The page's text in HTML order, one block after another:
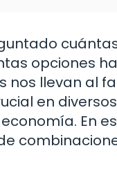
opciones
nos llevan al
en
En